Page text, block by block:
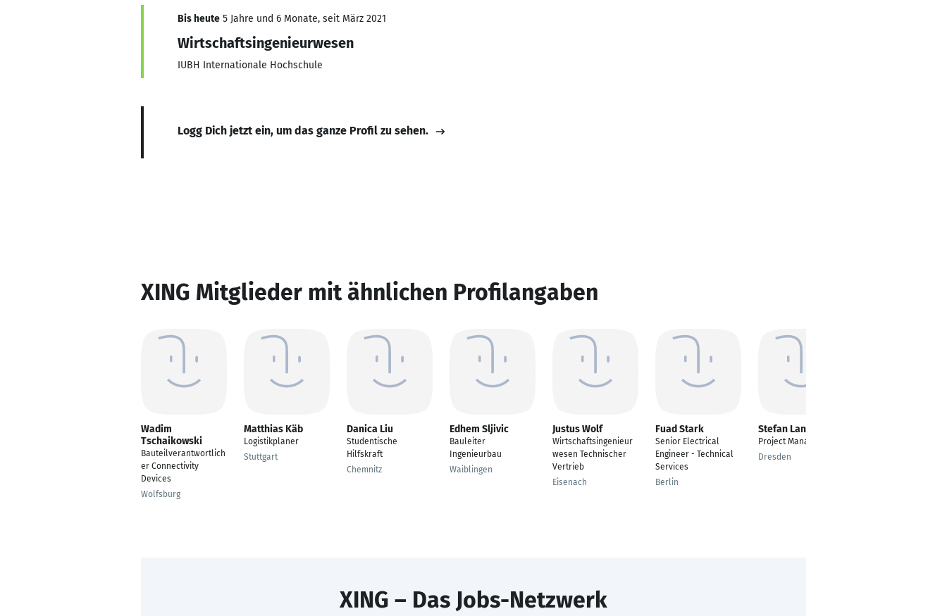
Bis heute 5 Jahre und 6 Monate, seit März 2021
Wirtschaftsingenieurwesen
IUBH Internationale Hochschule
Logg Dich jetzt ein, um das ganze Profil zu sehen.
XING Mitglieder mit ähnlichen Profilangaben
Wadim
Tschaikowski
Bauteilverantwortlich
er Connectivity
Devices
Wolfsburg
Matthias Käb
Logistikplaner
Stuttgart
Danica Liu
Studentische
Hilfskraft
Chemnitz
Edhem Sljivic
Bauleiter
Ingenieurbau
Waiblingen
Justus Wolf
Wirtschaftsingenieur
wesen Technischer
Vertrieb
Eisenach
Fuad Stark
Senior Electrical
Engineer - Technical
Services
Berlin
Stefan Langenberg
Project Manager
Dresden
XING – Das Jobs-Netzwerk